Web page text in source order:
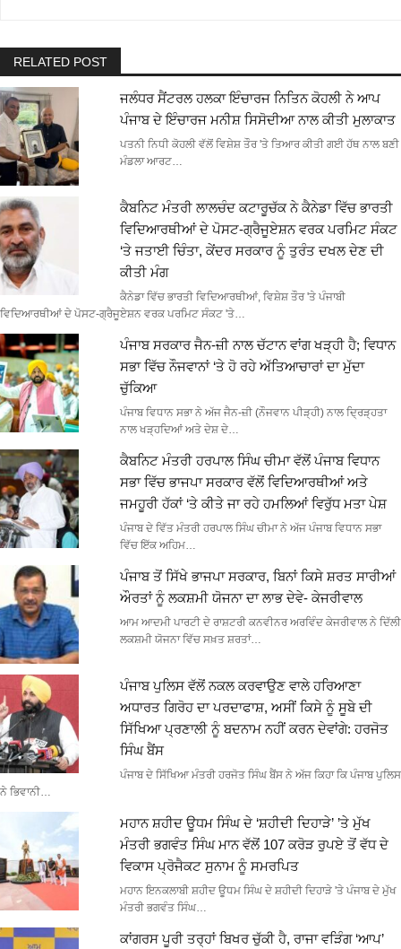
RELATED POST
ਜਲੰਧਰ ਸੈਂਟਰਲ ਹਲਕਾ ਇੰਚਾਰਜ ਨਿਤਿਨ ਕੋਹਲੀ ਨੇ ਆਪ
ਪੰਜਾਬ ਦੇ ਇੰਚਾਰਜ ਮਨੀਸ਼ ਸਿਸੋਦੀਆ ਨਾਲ ਕੀਤੀ ਮੁਲਾਕਾਤ
ਪਤਨੀ ਨਿਧੀ ਕੋਹਲੀ ਵੱਲੋਂ ਵਿਸ਼ੇਸ਼ ਤੌਰ 'ਤੇ ਤਿਆਰ ਕੀਤੀ ਗਈ ਹੱਥ ਨਾਲ ਬਣੀ
ਮੰਡਲਾ ਆਰਟ…
ਕੈਬਨਿਟ ਮੰਤਰੀ ਲਾਲਚੰਦ ਕਟਾਰੂਚੱਕ ਨੇ ਕੈਨੇਡਾ ਵਿੱਚ ਭਾਰਤੀ
ਵਿਦਿਆਰਥੀਆਂ ਦੇ ਪੋਸਟ-ਗ੍ਰੈਜੂਏਸ਼ਨ ਵਰਕ ਪਰਮਿਟ ਸੰਕਟ
‘ਤੇ ਜਤਾਈ ਚਿੰਤਾ, ਕੇਂਦਰ ਸਰਕਾਰ ਨੂੰ ਤੁਰੰਤ ਦਖਲ ਦੇਣ ਦੀ
ਕੀਤੀ ਮੰਗ
ਕੈਨੇਡਾ ਵਿੱਚ ਭਾਰਤੀ ਵਿਦਿਆਰਥੀਆਂ, ਵਿਸ਼ੇਸ਼ ਤੌਰ 'ਤੇ ਪੰਜਾਬੀ
ਵਿਦਿਆਰਥੀਆਂ ਦੇ ਪੋਸਟ-ਗ੍ਰੈਜੂਏਸ਼ਨ ਵਰਕ ਪਰਮਿਟ ਸੰਕਟ 'ਤੇ…
ਪੰਜਾਬ ਸਰਕਾਰ ਜੈਨ-ਜ਼ੀ ਨਾਲ ਚੱਟਾਨ ਵਾਂਗ ਖੜ੍ਹੀ ਹੈ; ਵਿਧਾਨ
ਸਭਾ ਵਿੱਚ ਨੌਜਵਾਨਾਂ ‘ਤੇ ਹੋ ਰਹੇ ਅੱਤਿਆਚਾਰਾਂ ਦਾ ਮੁੱਦਾ
ਚੁੱਕਿਆ
ਪੰਜਾਬ ਵਿਧਾਨ ਸਭਾ ਨੇ ਅੱਜ ਜੈਨ-ਜ਼ੀ (ਨੌਜਵਾਨ ਪੀੜ੍ਹੀ) ਨਾਲ ਦ੍ਰਿੜ੍ਹਤਾ
ਨਾਲ ਖੜ੍ਹਦਿਆਂ ਅਤੇ ਦੇਸ਼ ਦੇ…
ਕੈਬਨਿਟ ਮੰਤਰੀ ਹਰਪਾਲ ਸਿੰਘ ਚੀਮਾ ਵੱਲੋਂ ਪੰਜਾਬ ਵਿਧਾਨ
ਸਭਾ ਵਿੱਚ ਭਾਜਪਾ ਸਰਕਾਰ ਵੱਲੋਂ ਵਿਦਿਆਰਥੀਆਂ ਅਤੇ
ਜਮਹੂਰੀ ਹੱਕਾਂ ‘ਤੇ ਕੀਤੇ ਜਾ ਰਹੇ ਹਮਲਿਆਂ ਵਿਰੁੱਧ ਮਤਾ ਪੇਸ਼
ਪੰਜਾਬ ਦੇ ਵਿੱਤ ਮੰਤਰੀ ਹਰਪਾਲ ਸਿੰਘ ਚੀਮਾ ਨੇ ਅੱਜ ਪੰਜਾਬ ਵਿਧਾਨ ਸਭਾ
ਵਿੱਚ ਇੱਕ ਅਹਿਮ…
ਪੰਜਾਬ ਤੋਂ ਸਿੱਖੇ ਭਾਜਪਾ ਸਰਕਾਰ, ਬਿਨਾਂ ਕਿਸੇ ਸ਼ਰਤ ਸਾਰੀਆਂ
ਔਰਤਾਂ ਨੂੰ ਲਕਸ਼ਮੀ ਯੋਜਨਾ ਦਾ ਲਾਭ ਦੇਵੇ- ਕੇਜਰੀਵਾਲ
ਆਮ ਆਦਮੀ ਪਾਰਟੀ ਦੇ ਰਾਸ਼ਟਰੀ ਕਨਵੀਨਰ ਅਰਵਿੰਦ ਕੇਜਰੀਵਾਲ ਨੇ ਦਿੱਲੀ
ਲਕਸ਼ਮੀ ਯੋਜਨਾ ਵਿੱਚ ਸਖ਼ਤ ਸ਼ਰਤਾਂ…
ਪੰਜਾਬ ਪੁਲਿਸ ਵੱਲੋਂ ਨਕਲ ਕਰਵਾਉਣ ਵਾਲੇ ਹਰਿਆਣਾ
ਅਧਾਰਤ ਗਿਰੋਹ ਦਾ ਪਰਦਾਫਾਸ਼, ਅਸੀਂ ਕਿਸੇ ਨੂੰ ਸੂਬੇ ਦੀ
ਸਿੱਖਿਆ ਪ੍ਰਣਾਲੀ ਨੂੰ ਬਦਨਾਮ ਨਹੀਂ ਕਰਨ ਦੇਵਾਂਗੇ: ਹਰਜੋਤ
ਸਿੰਘ ਬੈਂਸ
ਪੰਜਾਬ ਦੇ ਸਿੱਖਿਆ ਮੰਤਰੀ ਹਰਜੋਤ ਸਿੰਘ ਬੈਂਸ ਨੇ ਅੱਜ ਕਿਹਾ ਕਿ ਪੰਜਾਬ ਪੁਲਿਸ
ਨੇ ਭਿਵਾਨੀ…
ਮਹਾਨ ਸ਼ਹੀਦ ਊਧਮ ਸਿੰਘ ਦੇ ‘ਸ਼ਹੀਦੀ ਦਿਹਾੜੇ’ ’ਤੇ ਮੁੱਖ
ਮੰਤਰੀ ਭਗਵੰਤ ਸਿੰਘ ਮਾਨ ਵੱਲੋਂ 107 ਕਰੋੜ ਰੁਪਏ ਤੋਂ ਵੱਧ ਦੇ
ਵਿਕਾਸ ਪ੍ਰੋਜੈਕਟ ਸੁਨਾਮ ਨੂੰ ਸਮਰਪਿਤ
ਮਹਾਨ ਇਨਕਲਾਬੀ ਸ਼ਹੀਦ ਊਧਮ ਸਿੰਘ ਦੇ ਸ਼ਹੀਦੀ ਦਿਹਾੜੇ 'ਤੇ ਪੰਜਾਬ ਦੇ ਮੁੱਖ
ਮੰਤਰੀ ਭਗਵੰਤ ਸਿੰਘ…
ਕਾਂਗਰਸ ਪੂਰੀ ਤਰ੍ਹਾਂ ਬਿਖਰ ਚੁੱਕੀ ਹੈ, ਰਾਜਾ ਵੜਿੰਗ ‘ਆਪ’